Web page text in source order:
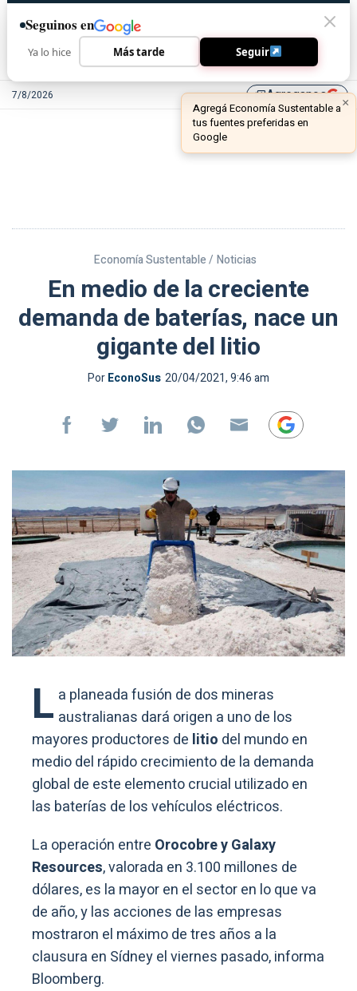
7/8/2026 library_addAgreganos
Economía Sustentable / Noticias
En medio de la creciente
demanda de baterías, nace un
gigante del litio
PorEconoSus 20/04/2021, 9:46 am
L a planeada fusión de dos mineras
australianas dará origen a uno de los
mayores productores de litio del mundo en
medio del rápido crecimiento de la demanda
global de este elemento crucial utilizado en
las baterías de los vehículos eléctricos.
La operación entre Orocobre y Galaxy
Resources, valorada en 3.100 millones de
dólares, es la mayor en el sector en lo que va
de año, y las acciones de las empresas
mostraron el máximo de tres años a la
clausura en Sídney el viernes pasado, informa
Bloomberg.
Seguinos en
Ya lo hice Más tarde Seguir